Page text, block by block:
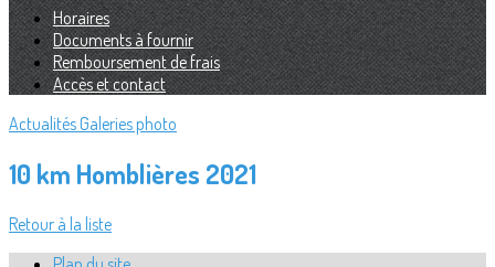
Horaires
Documents à fournir
Remboursement de frais
Accès et contact
Actualités Galeries photo
10 km Homblières 2021
Retour à la liste